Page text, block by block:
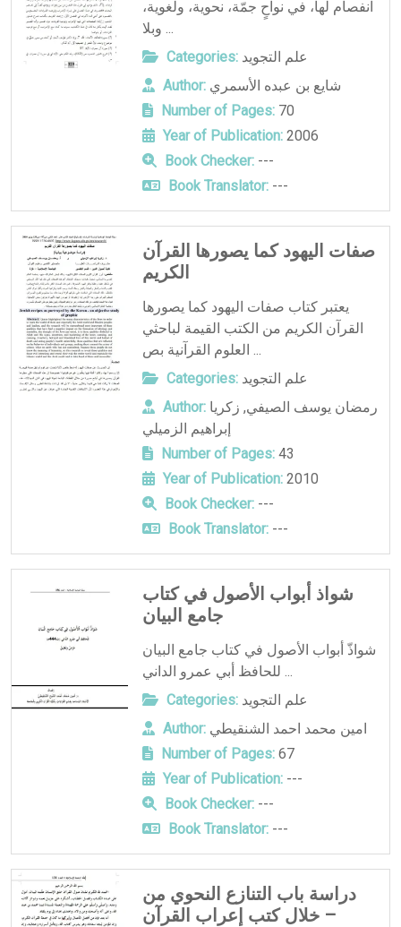
انفصام لها، في نواحٍ جمّة، نحوية، ولغوية،
وبلا ...
Categories: علم التجويد
Author: شايع بن عبده الأسمري
Number of Pages:70
Year of Publication:2006
Book Checker:---
Book Translator:---
صفات اليهود كما يصورها القرآن
الكريم
يعتبر كتاب صفات اليهود كما يصورها
القرآن الكريم من الكتب القيمة لباحثي
العلوم القرآنية بص ...
Categories: علم التجويد
Author:
رمضان يوسف الصيفي, زكريا
إبراهيم الزميلي
Number of Pages:43
Year of Publication:2010
Book Checker:---
Book Translator:---
شواذ أبواب الأصول في كتاب
جامع البيان
ﺷﻮاذّ أﺑﻮاب اﻷﺻﻮل ﻓﻲ ﻛﺘﺎب ﺟﺎﻣﻊ اﻟﺒﻴﺎن
ﻟﻠﺤﺎﻓﻆ أﺑﻲ ﻋﻤﺮو اﻟﺪاﻧﻲ ...
Categories: علم التجويد
Author: امين محمد احمد الشنقيطي
Number of Pages:67
Year of Publication:---
Book Checker:---
Book Translator:---
دراسة باب التنازع النحوي من
خلال كتب إعراب القرآن –